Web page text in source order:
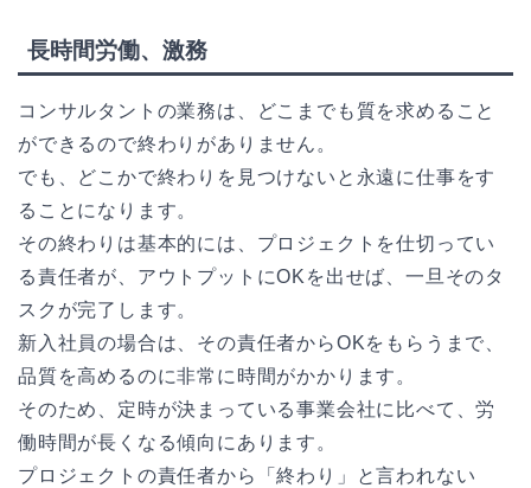
長時間労働、激務
コンサルタントの業務は、どこまでも質を求めること
ができるので終わりがありません。
でも、どこかで終わりを見つけないと永遠に仕事をす
ることになります。
その終わりは基本的には、プロジェクトを仕切ってい
る責任者が、アウトプットにOKを出せば、一旦そのタ
スクが完了します。
新入社員の場合は、その責任者からOKをもらうまで、
品質を高めるのに非常に時間がかかります。
そのため、定時が決まっている事業会社に比べて、労
働時間が長くなる傾向にあります。
プロジェクトの責任者から「終わり」と言われない